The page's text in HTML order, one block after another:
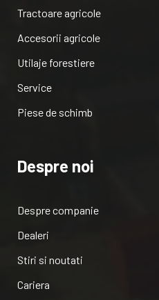
Tractoare agricole
Accesorii agricole
Utilaje forestiere
Service
Piese de schimb
Despre noi
Despre companie
Dealeri
Stiri si noutati
Cariera